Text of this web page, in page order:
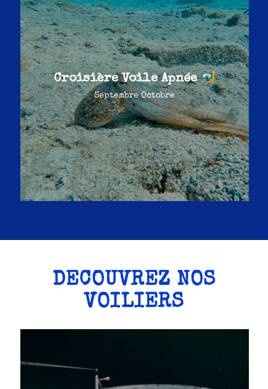
Croisière Voile Apnée
Septembre Octobre
DÉCOUVREZ NOS
VOILIERS